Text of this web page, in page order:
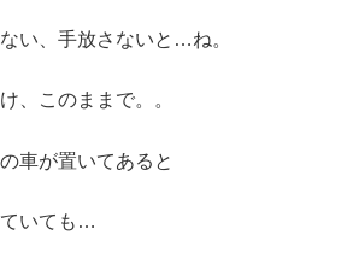
い、手放さないと…ね。
、このままで。。
車が置いてあると
いても…